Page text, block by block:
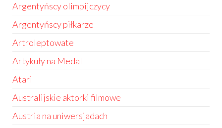
Argentyńscy olimpijczycy
Argentyńscy piłkarze
Artroleptowate
Artykuły na Medal
Atari
Australijskie aktorki filmowe
Austria na uniwersjadach